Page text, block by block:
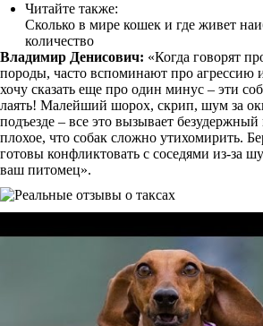
Читайте также:
Сколько в мире кошек и где живет
количество
Владимир Денисович: «Когда говорят
породы, часто вспоминают про агрессию
хочу сказать еще про один минус – эти
лаять! Малейший шорох, скрип, шум за
подъезде – все это вызывает
плохое, что собак сложно утихомирить.
готовы конфликтовать с соседями из-за
ваш питомец».